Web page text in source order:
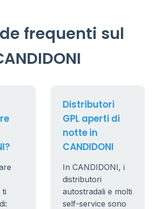
frequenti sul
ti
Distributori
GPL aperti di
notte in
CANDIDONI
In CANDIDONI, i
distributori
autostradali e molti
self-service sono